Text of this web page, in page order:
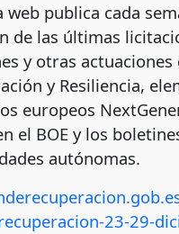
web publica cada
de las últimas
y otras
y Resiliencia,
europeos
el BOE y los
autónomas.
23-29-